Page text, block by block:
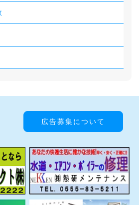
広告募集について